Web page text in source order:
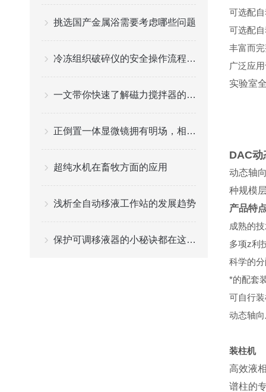
挑选国产金属浴需要考虑哪些问题
冷冻组织破碎仪的安全操作流程是什么
一文带你快速了解磁力搅拌器的工作原理
正倒置一体显微镜拥有明场，相衬，荧光三种观察方式
超纯水机在畜牧方面的应用
浅析全自动移液工作站的发展趋势
保护可调移液器的小秘诀都在这儿了
可选配
可选配
丰富而
广泛应
实验室
DAC动
动态轴
种规模
产品特
成熟的
多项z利
科学的
*的配套
可自行
动态轴
装柱机
高效液
谱柱的